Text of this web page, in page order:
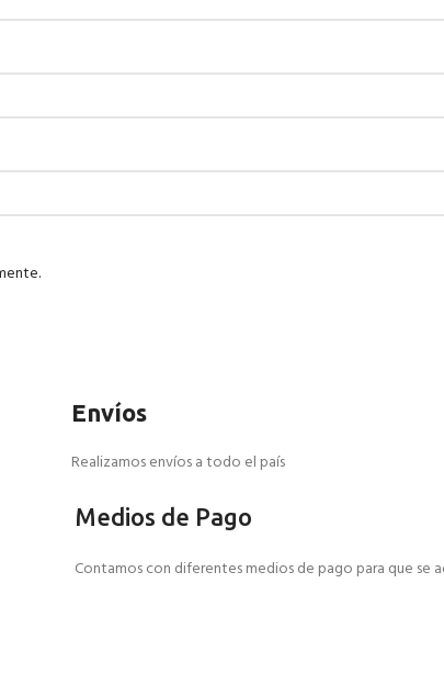
Envíos
Realizamos envíos a todo el país
Medios de Pago
Contamos con diferentes medios de pago para que se